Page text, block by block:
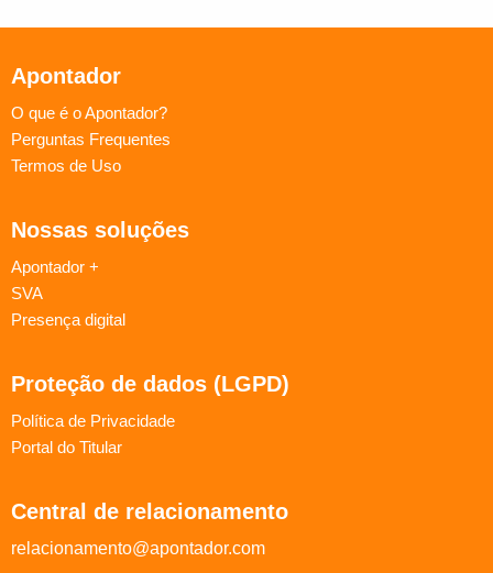
Apontador
O que é o Apontador?
Perguntas Frequentes
Termos de Uso
Nossas soluções
Apontador +
SVA
Presença digital
Proteção de dados (LGPD)
Política de Privacidade
Portal do Titular
Central de relacionamento
relacionamento@apontador.com